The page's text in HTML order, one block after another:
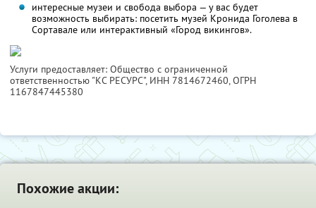
интересные музеи и свобода выбора — у вас будет
возможность выбирать: посетить музей Кронида Гоголева в
Сортавале или интерактивный «Город викингов».
Услуги предоставляет: Общество с ограниченной
ответственностью "КС РЕСУРС", ИНН 7814672460, ОГРН
1167847445380
Похожие акции: